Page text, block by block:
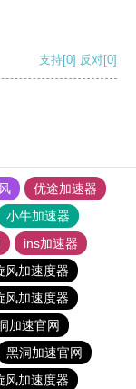
支持[0] 反对[0]
优途加速器
小牛加速器
ins加速器
风加速度器
风加速度器
加速官网
黑洞加速官网
风加速度器